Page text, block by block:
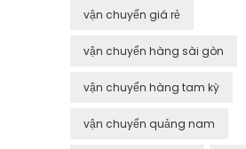
vận chuyển giá rẻ
vận chuyển hàng sài gòn
vận chuyển hàng tam kỳ
vận chuyển quảng nam